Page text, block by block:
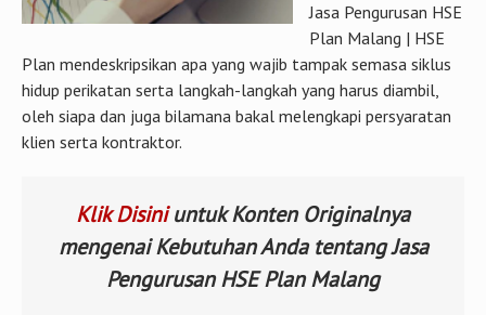
Jasa Pengurusan HSE
Plan Malang | HSE
Plan mendeskripsikan apa yang wajib tampak semasa siklus
hidup perikatan serta langkah-langkah yang harus diambil,
oleh siapa dan juga bilamana bakal melengkapi persyaratan
klien serta kontraktor.
Klik Disiniuntuk Konten Originalnya
mengenai Kebutuhan Anda tentang Jasa
Pengurusan HSE Plan Malang